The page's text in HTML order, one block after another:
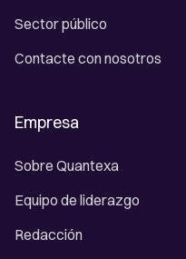
Sector público
Contacte con nosotros
Empresa
Sobre Quantexa
Equipo de liderazgo
Redacción